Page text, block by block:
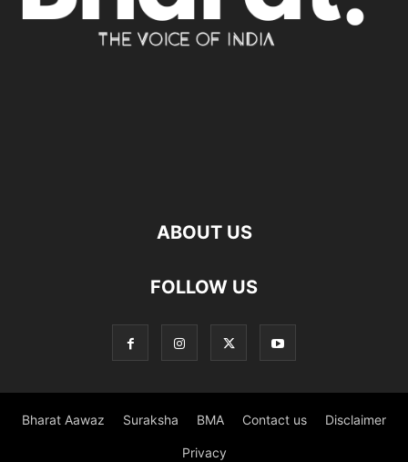
ABOUT US
FOLLOW US
Bharat Aawaz Suraksha BMA Contact us Disclaimer
Privacy